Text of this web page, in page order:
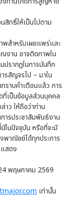
สิทธิ์ให้เป็นไปตาม
พสำหรับเผยแพร่และ
งาน อาจติดภาพใน
ปรากฏในการบันทึก
รสัญจรไป – มาใน
ราบคำเตือนแล้ว การ
ที่เป็นข้อมูลส่วนบุคคล
าว ให้ถือว่าท่าน
ารประชาสัมพันธ์งาน
ในปัจจุบัน หรือที่จะมี
พาณิชย์ได้ทุกประการ
สดง
พฤษภาคม 2569
เท่านั้น